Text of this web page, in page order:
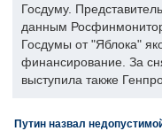
Госдуму.
данным
Госдумы от "Яблока"
финансирование. За
выступила также
Путин назвал